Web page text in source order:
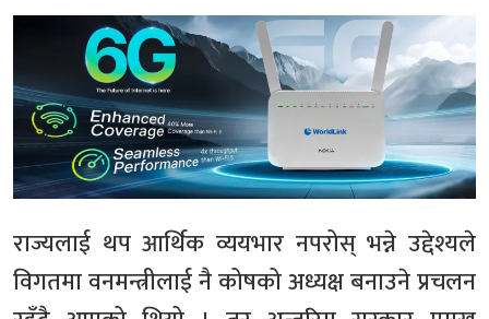
राज्यलाई थप आर्थिक व्ययभार नपरोस् भन्ने उद्देश्यले
विगतमा वनमन्त्रीलाई नै कोषको अध्यक्ष बनाउने प्रचलन